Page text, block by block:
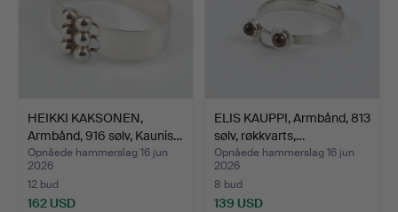
HEIKKI KAKSONEN,
Armbånd, 916 sølv, Kaunis…
Opnåede hammerslag 16 jun
2026
12 bud
162 USD
ELIS KAUPPI, Armbånd, 813
sølv, røkkvarts,…
Opnåede hammerslag 16 jun
2026
8 bud
139 USD